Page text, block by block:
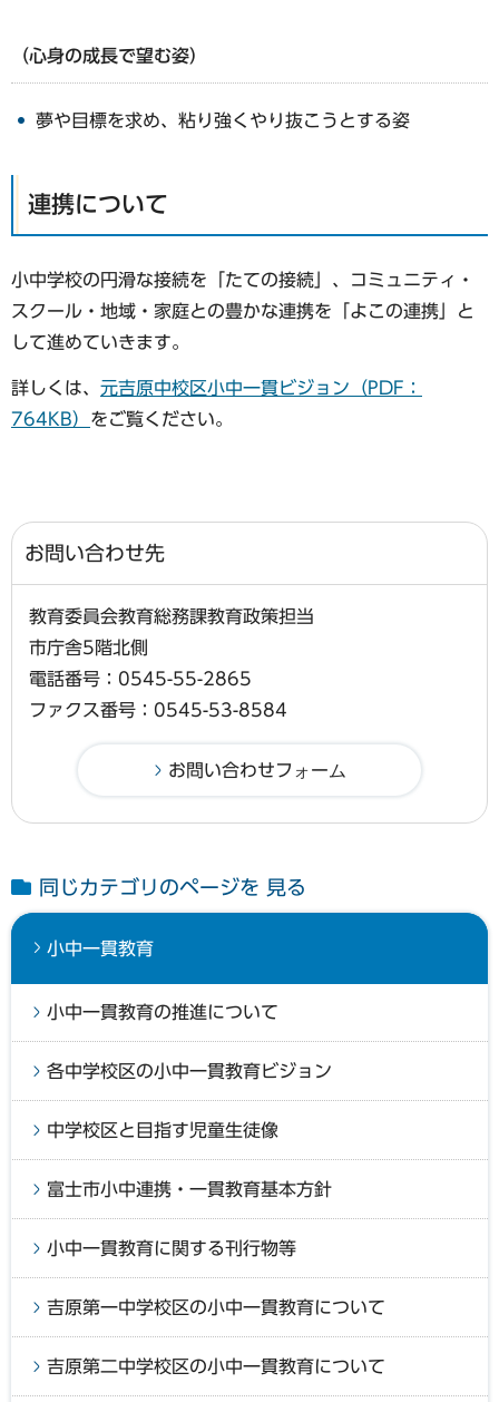
（心身の成長で望む姿）
夢や目標を求め、粘り強くやり抜こうとする姿
連携について
小中学校の円滑な接続を「たての接続」、コミュニティ・
スクール・地域・家庭との豊かな連携を「よこの連携」と
して進めていきます。
詳しくは、 元吉原中校区小中一貫ビジョン（PDF：
764KB） をご覧ください。
お問い合わせ先
教育委員会教育総務課教育政策担当
市庁舎5階北側
電話番号：0545-55-2865
ファクス番号：0545-53-8584
同じカテゴリのページを 見る
小中一貫教育
小中一貫教育の推進について
各中学校区の小中一貫教育ビジョン
中学校区と目指す児童生徒像
富士市小中連携・一貫教育基本方針
小中一貫教育に関する刊行物等
吉原第一中学校区の小中一貫教育について
吉原第二中学校区の小中一貫教育について